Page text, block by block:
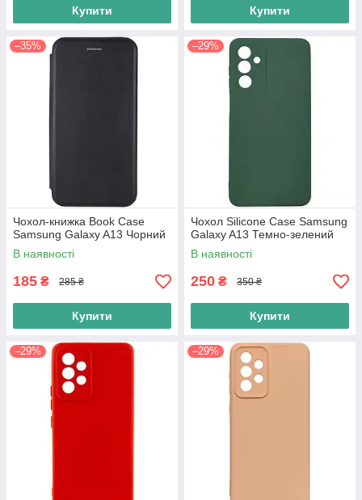
Купити Купити
–35%
Чохол-книжка Book Case
Samsung Galaxy A13 Чорний
В наявності
185 ₴ 285 ₴
Купити
–29%
Чохол Silicone Case Samsung
Galaxy A13 Темно-зелений
В наявності
250 ₴ 350 ₴
Купити
–29% –29%